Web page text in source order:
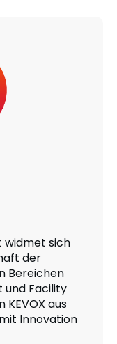
widmet sich
der
Bereichen
und Facility
aus
Innovation